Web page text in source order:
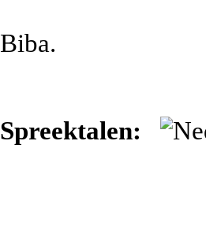
Biba.
Spreektalen: